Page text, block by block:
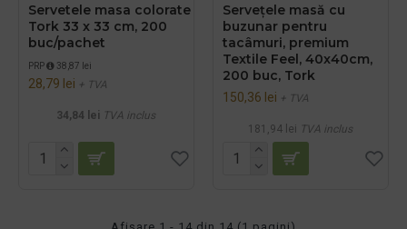
Servetele masa colorate
Tork 33 x 33 cm, 200
buc/pachet
PRP 38,87 lei
28,79 lei + TVA
34,84 lei TVA inclus
Servețele masă cu
buzunar pentru
tacâmuri, premium
Textile Feel, 40x40cm,
200 buc, Tork
150,36 lei + TVA
181,94 lei TVA inclus